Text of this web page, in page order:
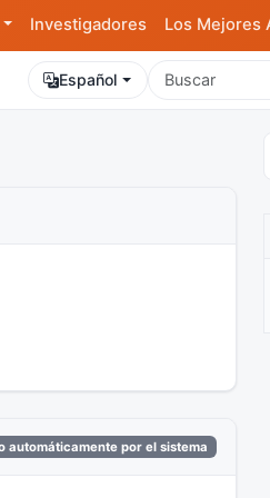
Investigadores Los Mejores
Español
automáticamente por el sistema